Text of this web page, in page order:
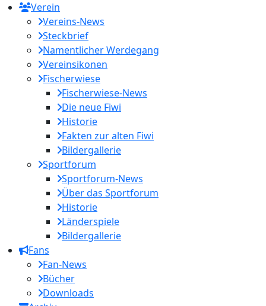
Verein
Vereins-News
Steckbrief
Namentlicher Werdegang
Vereinsikonen
Fischerwiese
Fischerwiese-News
Die neue Fiwi
Historie
Fakten zur alten Fiwi
Bildergallerie
Sportforum
Sportforum-News
Über das Sportforum
Historie
Länderspiele
Bildergallerie
Fans
Fan-News
Bücher
Downloads